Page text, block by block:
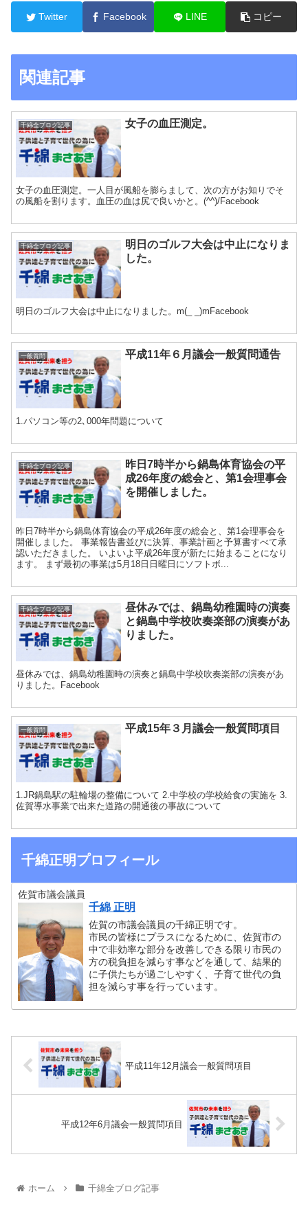
Twitter Facebook LINE コピー
関連記事
千綿全ブログ記事 女子の血圧測定。
女子の血圧測定。一人目が風船を膨らまして、次の方がお知りでそ
の風船を割ります。血圧の血は尻で良いかと。(^^)/Facebook
千綿全ブログ記事
明日のゴルフ大会は中止になりま
した。
明日のゴルフ大会は中止になりました。m(_ _)mFacebook
一般質問 平成11年６月議会一般質問通告
1.パソコン等の2､000年問題について
千綿全ブログ記事
昨日7時半から鍋島体育協会の平
成26年度の総会と、第1会理事会
を開催しました。
昨日7時半から鍋島体育協会の平成26年度の総会と、第1会理事会を
開催しました。 事業報告書並びに決算、事業計画と予算書すべて承
認いただきました。 いよいよ平成26年度が新たに始まることになり
ます。 まず最初の事業は5月18日日曜日にソフトボ...
千綿全ブログ記事
昼休みでは、鍋島幼稚園時の演奏
と鍋島中学校吹奏楽部の演奏があ
りました。
昼休みでは、鍋島幼稚園時の演奏と鍋島中学校吹奏楽部の演奏があ
りました。Facebook
一般質問 平成15年３月議会一般質問項目
1.JR鍋島駅の駐輪場の整備について 2.中学校の学校給食の実施を 3.
佐賀導水事業で出来た道路の開通後の事故について
千綿正明プロフィール
佐賀市議会議員
千綿 正明
佐賀の市議会議員の千綿正明です。
市民の皆様にプラスになるために、佐賀市の
中で非効率な部分を改善しできる限り市民の
方の税負担を減らす事などを通して、結果的
に子供たちが過ごしやすく、子育て世代の負
担を減らす事を行っています。
平成11年12月議会一般質問項目
平成12年6月議会一般質問項目
ホーム 千綿全ブログ記事